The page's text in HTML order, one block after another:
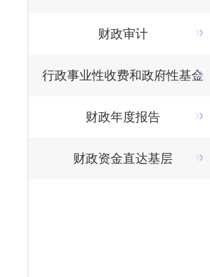
财政审计
行政事业性收费和政府性基金
财政年度报告
财政资金直达基层